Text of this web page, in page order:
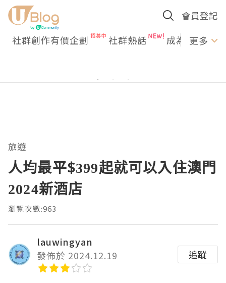
會員登記
社群創作有價企劃 社群熱話 成為U更多
旅遊
人均最平$399起就可以入住澳門
2024新酒店
瀏覽次數:963
lauwingyan
發佈於 2024.12.19
追蹤